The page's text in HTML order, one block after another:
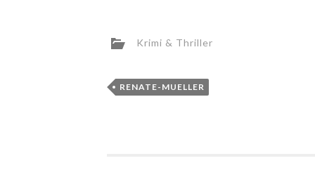
Krimi & Thriller
RENATE-MUELLER